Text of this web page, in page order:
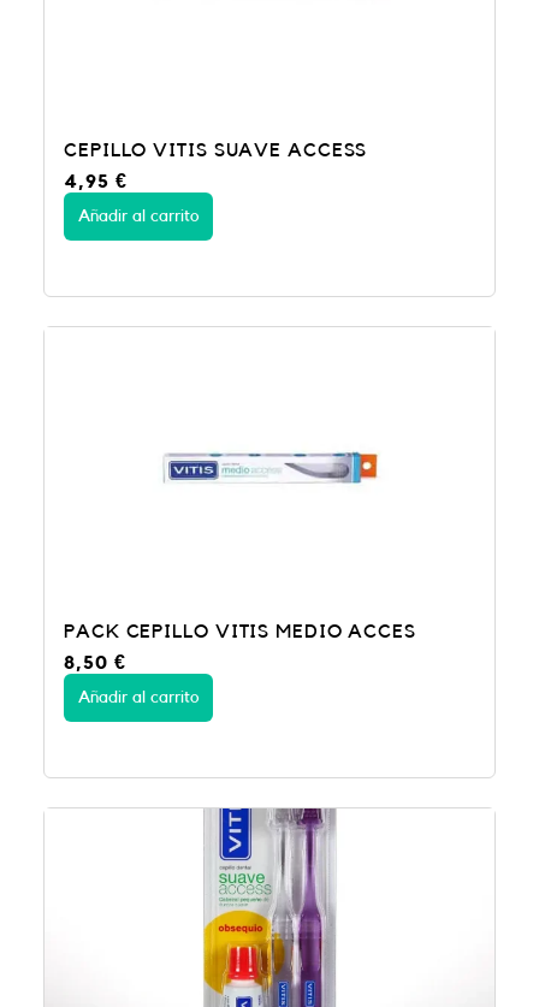
CEPILLO VITIS SUAVE ACCESS
4,95 €
Añadir al carrito
PACK CEPILLO VITIS MEDIO ACCES
8,50 €
Añadir al carrito